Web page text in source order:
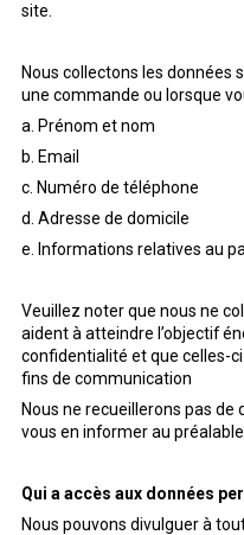
site.
Nous collectons les données
une commande ou lorsque
a. Prénom et nom
b. Email
c. Numéro de téléphone
d. Adresse de domicile
e. Informations relatives au
Veuillez noter que nous ne
aident à atteindre l’objectif
confidentialité et que celles-
fins de communication
Nous ne recueillerons pas
vous en informer au préalable.
Qui a accès aux données
Nous pouvons divulguer à